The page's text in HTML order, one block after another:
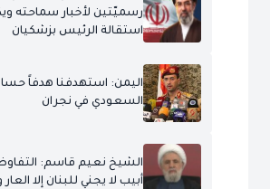
رسميّتين لأخبار سماحته
استقالة الرئيس بزشكيان
اليمن: استهدفنا هدفاً
السعودي في نجران
الشيخ نعيم قاسم:
أبيب لا يجني للبنان إلا العار